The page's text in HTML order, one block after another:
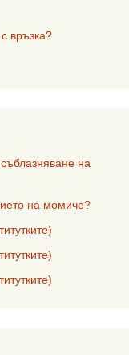
връзка?
на
на момиче?